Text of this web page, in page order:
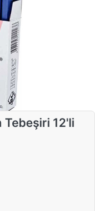
Tebeşiri 12'li